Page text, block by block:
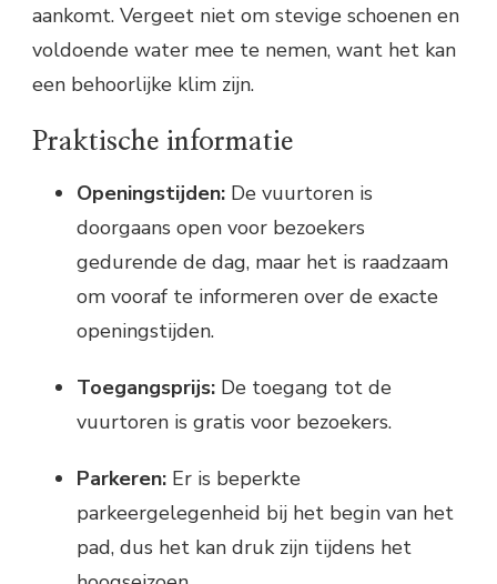
aankomt. Vergeet niet om stevige schoenen en
voldoende water mee te nemen, want het kan
een behoorlijke klim zijn.
Praktische informatie
Openingstijden: De vuurtoren is
doorgaans open voor bezoekers
gedurende de dag, maar het is raadzaam
om vooraf te informeren over de exacte
openingstijden.
Toegangsprijs: De toegang tot de
vuurtoren is gratis voor bezoekers.
Parkeren: Er is beperkte
parkeergelegenheid bij het begin van het
pad, dus het kan druk zijn tijdens het